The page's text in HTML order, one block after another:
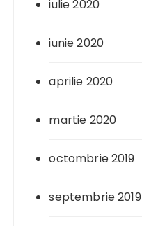
iulie 2020
iunie 2020
aprilie 2020
martie 2020
octombrie 2019
septembrie 2019